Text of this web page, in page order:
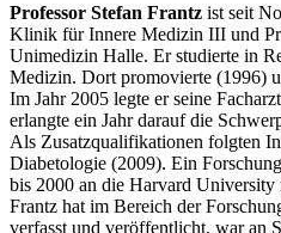
Professor Stefan Frantz ist seit
Klinik für Innere Medizin III und
Unimedizin Halle. Er studierte in
Medizin. Dort promovierte (1996)
Im Jahr 2005 legte er seine
erlangte ein Jahr darauf die
Als Zusatzqualifikationen folgten
Diabetologie (2009). Ein
bis 2000 an die Harvard
Frantz hat im Bereich der
verfasst und veröffentlicht, war an